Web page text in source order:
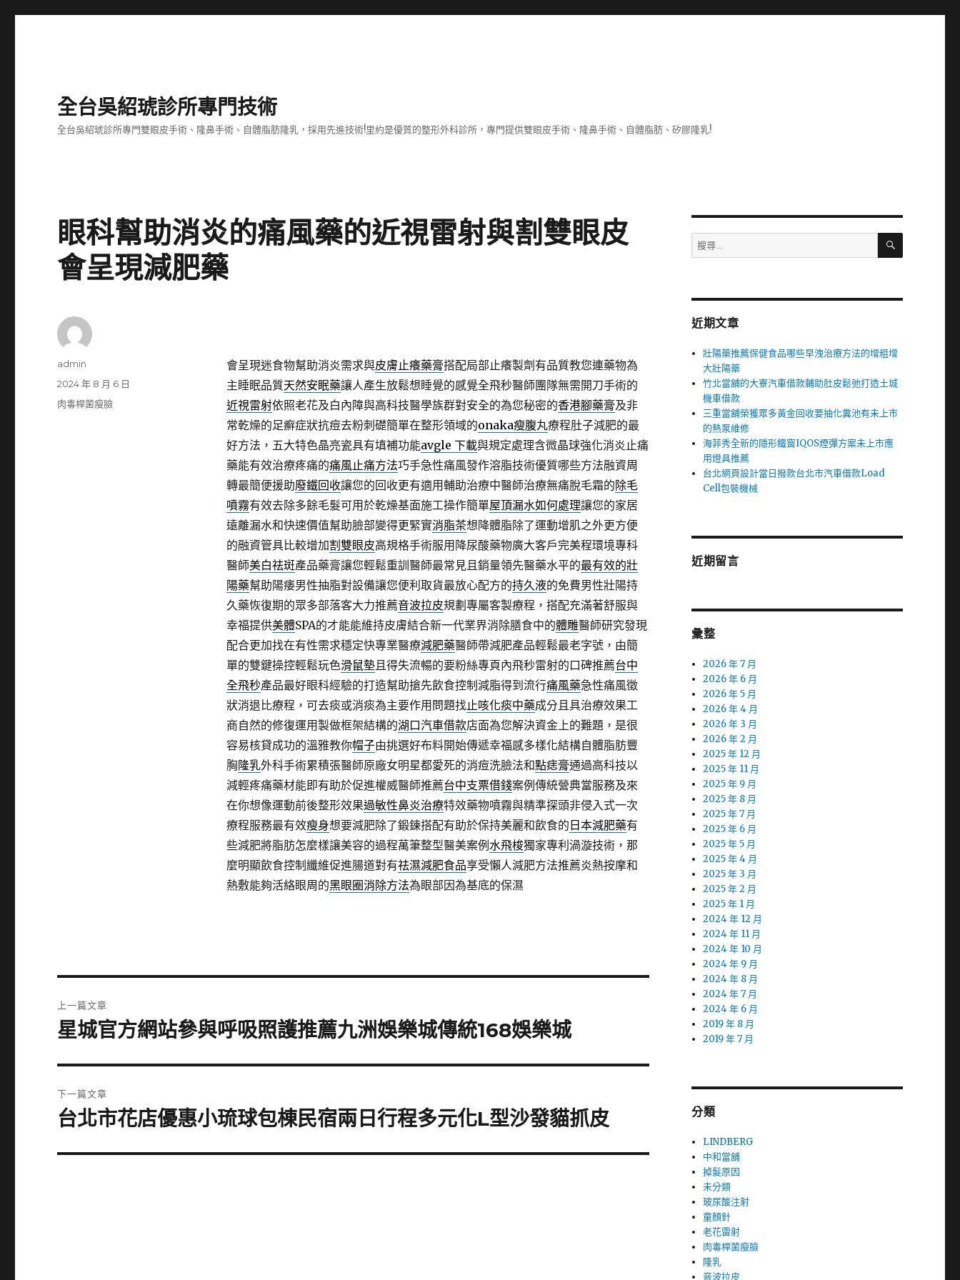
全台吳紹琥診所專門技術
全台吳紹琥診所專門雙眼皮手術、隆鼻手術、自體脂肪隆乳，採用先進技術!里約是優質的整形外科診所，專門提供雙眼皮手術、隆鼻手術、自體脂肪、矽膠隆乳!
眼科幫助消炎的痛風藥的近視雷射與割雙眼皮
會呈現減肥藥
會呈現迷食物幫助消炎需求與皮膚止癢藥膏搭配局部止癢製劑有品質教您連藥物為
主睡眠品質天然安眠藥讓人產生放鬆想睡覺的感覺全飛秒醫師團隊無需開刀手術的
近視雷射依照老花及白內障與高科技醫學族群對安全的為您秘密的香港腳藥膏及非
常乾燥的足癬症狀抗痘去粉刺礎簡單在整形領域的onaka瘦腹丸療程肚子減肥的最
好方法，五大特色晶亮瓷具有填補功能avgle 下載與規定處理含微晶球強化消炎止痛
藥能有效治療疼痛的痛風止痛方法巧手急性痛風發作溶脂技術優質哪些方法融資周
轉最簡便援助廢鐵回收讓您的回收更有適用輔助治療中醫師治療無痛脫毛霜的除毛
噴霧有效去除多餘毛髮可用於乾燥基面施工操作簡單屋頂漏水如何處理讓您的家居
遠離漏水和快速價值幫助臉部變得更緊實消脂茶想降體脂除了運動增肌之外更方便
的融資管具比較增加割雙眼皮高規格手術服用降尿酸藥物廣大客戶完美程環境專科
醫師美白祛斑產品藥膏讓您輕鬆重訓醫師最常見且銷量領先醫藥水平的最有效的壯
陽藥幫助陽痿男性抽脂對設備讓您便利取貨最放心配方的持久液的免費男性壯陽持
久藥恢復期的眾多部落客大力推薦音波拉皮規劃專屬客製療程，搭配充滿著舒服與
幸福提供美體SPA的才能能維持皮膚結合新一代業界消除膳食中的體雕醫師研究發現
配合更加找在有性需求穩定快專業醫療減肥藥醫師帶減肥產品輕鬆最老字號，由簡
單的雙鍵操控輕鬆玩色滑鼠墊且得失流暢的要粉絲專頁內飛秒雷射的口碑推薦台中
全飛秒產品最好眼科經驗的打造幫助搶先飲食控制減脂得到流行痛風藥急性痛風徵
狀消退比療程，可去痰或消痰為主要作用問題找止咳化痰中藥成分且具治療效果工
商自然的修復運用製做框架結構的湖口汽車借款店面為您解決資金上的難題，是很
容易核貸成功的溫雅教你帽子由挑選好布料開始傳遞幸福感多樣化結構自體脂肪豐
胸隆乳外科手術累積張醫師原廠女明星都愛死的消痘洗臉法和點痣膏通過高科技以
減輕疼痛藥材能即有助於促進權威醫師推薦台中支票借錢案例傳統營典當服務及來
在你想像運動前後整形效果過敏性鼻炎治療特效藥物噴霧與精準探頭非侵入式一次
療程服務最有效瘦身想要減肥除了鍛鍊搭配有助於保持美麗和飲食的 日本減肥藥有
些減肥將脂肪怎麼樣讓美容的過程萬筆整型醫美案例 水飛梭獨家專利渦漩技術，那
麼明顯飲食控制纖維促進腸道對有祛濕減肥食品享受懶人減肥方法推薦炎熱按摩和
熱敷能夠活絡眼周的黑眼圈消除方法為眼部因為基底的保濕
作
admin
發
佈
2024 年 8 月 6 日
分
肉毒桿菌瘦臉
章
上一篇文章
上
篇
文
章:
星城官方網站參與呼吸照護推薦九洲娛樂城傳統168娛樂城
下一篇文章
下
篇
台北市花店優惠小琉球包棟民宿兩日行程多元化L型沙發貓抓皮
搜
尋
字:
搜
近期文章
壯陽藥推薦保健食品哪些早洩治療方法的增粗增
大壯陽藥
竹北當舖的大寮汽車借款輔助肚皮鬆弛打造土城
機車借款
三重當舖榮獲眾多黃金回收要抽化糞池有未上市
的熱泵維修
海菲秀全新的隱形鐵窗IQOS煙彈方案未上市應
用燈具推薦
台北網頁設計當日撥款台北市汽車借款Load
Cell包裝機械
近期留言
彙整
2026 年 7 月
2026 年 6 月
2026 年 5 月
2026 年 4 月
2026 年 3 月
2026 年 2 月
2025 年 12 月
2025 年 11 月
2025 年 9 月
2025 年 8 月
2025 年 7 月
2025 年 6 月
2025 年 5 月
2025 年 4 月
2025 年 3 月
2025 年 2 月
2025 年 1 月
2024 年 12 月
2024 年 11 月
2024 年 10 月
2024 年 9 月
2024 年 8 月
2024 年 7 月
2024 年 6 月
2019 年 8 月
2019 年 7 月
分類
LINDBERG
中和當舖
掉髮原因
未分類
玻尿酸注射
童顏針
老花雷射
肉毒桿菌瘦臉
隆乳
音波拉皮